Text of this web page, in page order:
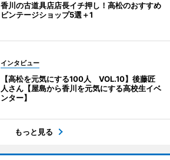
香川の古道具店店長イチ押し！高松のおすすめ
ビンテージショップ5選＋1
インタビュー
【高松を元気にする100人 VOL.10】後藤匠
人さん【屋島から香川を元気にする高校生イベ
ンター】
もっと見る